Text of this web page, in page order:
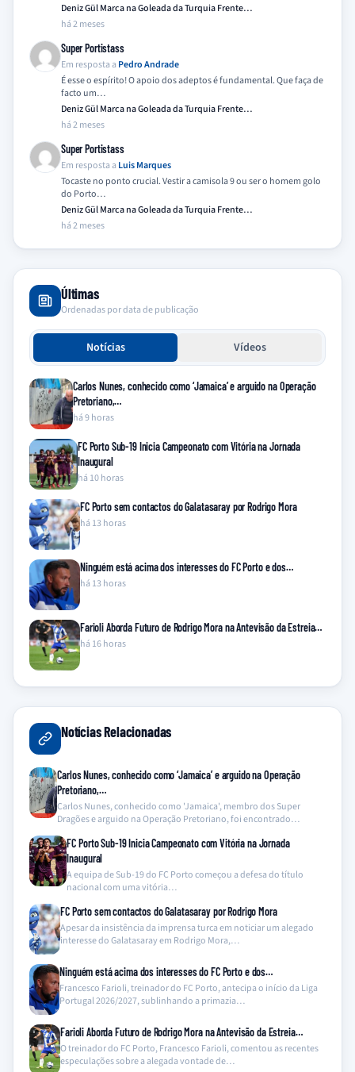
Deniz Gül Marca na Goleada da Turquia Frente…
há 2 meses
Super Portistass
Em resposta a Pedro Andrade
É esse o espírito! O apoio dos adeptos é fundamental. Que faça de
facto um…
Deniz Gül Marca na Goleada da Turquia Frente…
há 2 meses
Super Portistass
Em resposta a Luis Marques
Tocaste no ponto crucial. Vestir a camisola 9 ou ser o homem golo
do Porto…
Deniz Gül Marca na Goleada da Turquia Frente…
há 2 meses
Últimas
Ordenadas por data de publicação
Notícias Vídeos
Carlos Nunes, conhecido como ‘Jamaica’ e arguido na Operação
Pretoriano,…
há 9 horas
FC Porto Sub-19 Inicia Campeonato com Vitória na Jornada
Inaugural
há 10 horas
FC Porto sem contactos do Galatasaray por Rodrigo Mora
há 13 horas
Ninguém está acima dos interesses do FC Porto e dos…
há 13 horas
Farioli Aborda Futuro de Rodrigo Mora na Antevisão da Estreia…
há 16 horas
Notícias Relacionadas
Carlos Nunes, conhecido como ‘Jamaica’ e arguido na Operação
Pretoriano,…
Carlos Nunes, conhecido como 'Jamaica', membro dos Super
Dragões e arguido na Operação Pretoriano, foi encontrado…
FC Porto Sub-19 Inicia Campeonato com Vitória na Jornada
Inaugural
A equipa de Sub-19 do FC Porto começou a defesa do título
nacional com uma vitória…
FC Porto sem contactos do Galatasaray por Rodrigo Mora
Apesar da insistência da imprensa turca em noticiar um alegado
interesse do Galatasaray em Rodrigo Mora,…
Ninguém está acima dos interesses do FC Porto e dos…
Francesco Farioli, treinador do FC Porto, antecipa o início da Liga
Portugal 2026/2027, sublinhando a primazia…
Farioli Aborda Futuro de Rodrigo Mora na Antevisão da Estreia…
O treinador do FC Porto, Francesco Farioli, comentou as recentes
especulações sobre a alegada vontade de…